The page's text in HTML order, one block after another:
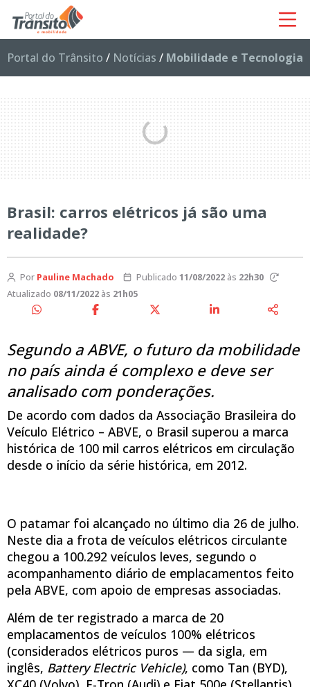
Portal do Trânsito / Notícias / Mobilidade e Tecnologia
Brasil: carros elétricos já são uma
realidade?
Por Pauline Machado Publicado 11/08/2022às 22h30
Atualizado 08/11/2022 às 21h05
Segundo a ABVE, o futuro da mobilidade
no país ainda é complexo e deve ser
analisado com ponderações.
De acordo com dados da Associação Brasileira do
Veículo Elétrico – ABVE, o Brasil superou a marca
histórica de 100 mil carros elétricos em circulação
desde o início da série histórica, em 2012.
O patamar foi alcançado no último dia 26 de julho.
Neste dia a frota de veículos elétricos circulante
chegou a 100.292 veículos leves, segundo o
acompanhamento diário de emplacamentos feito
pela ABVE, com apoio de empresas associadas.
Além de ter registrado a marca de 20
emplacamentos de veículos 100% elétricos
(considerados elétricos puros — da sigla, em
inglês, Battery Electric Vehicle), como Tan (BYD),